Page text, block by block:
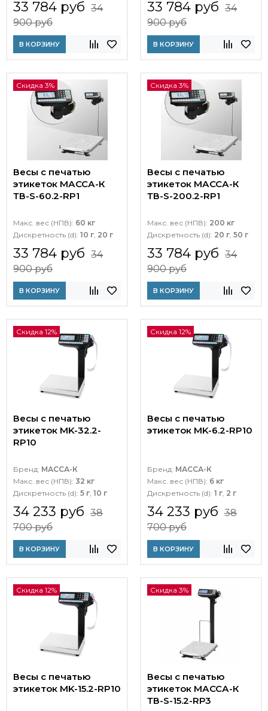
33 784 руб 34
900 руб
В КОРЗИНУ
33 784 руб 34
900 руб
В КОРЗИНУ
Скидка 3%
Весы с печатью
этикеток МАССА-К
ТВ-S-60.2-RP1
Макс. вес (НПВ): 60 кг
Дискретность (d): 10 г, 20 г
33 784 руб 34
900 руб
В КОРЗИНУ
Скидка 3%
Весы с печатью
этикеток МАССА-К
ТВ-S-200.2-RP1
Макс. вес (НПВ): 200 кг
Дискретность (d): 20 г, 50 г
33 784 руб 34
900 руб
В КОРЗИНУ
Скидка 12%
Весы с печатью
этикеток MK-32.2-
RP10
Бренд: МАССА-К
Макс. вес (НПВ): 32 кг
Дискретность (d): 5 г, 10 г
34 233 руб 38
700 руб
В КОРЗИНУ
Скидка 12%
Весы с печатью
этикеток MK-6.2-RP10
Бренд: МАССА-К
Макс. вес (НПВ): 6 кг
Дискретность (d): 1 г, 2 г
34 233 руб 38
700 руб
В КОРЗИНУ
Скидка 12%
Весы с печатью
этикеток MK-15.2-RP10
Скидка 3%
Весы с печатью
этикеток МАССА-К
ТВ-S-15.2-RР3